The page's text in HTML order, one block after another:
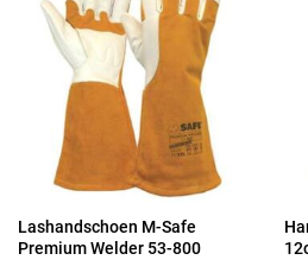
Lashandschoen M-Safe
Premium Welder 53-800